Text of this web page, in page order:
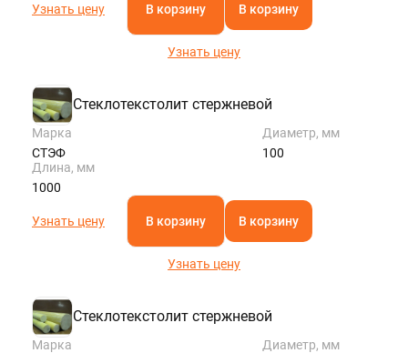
Узнать цену В корзину В корзину
Узнать цену
Стеклотекстолит стержневой
Марка
СТЭФ
Диаметр, мм
100
Длина, мм
1000
Узнать цену В корзину В корзину
Узнать цену
Стеклотекстолит стержневой
Марка
Диаметр, мм